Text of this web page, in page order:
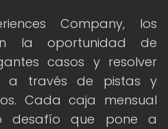
Company, los
la oportunidad de
casos y resolver
a través de pistas y
Cada caja mensual
desafío que pone a